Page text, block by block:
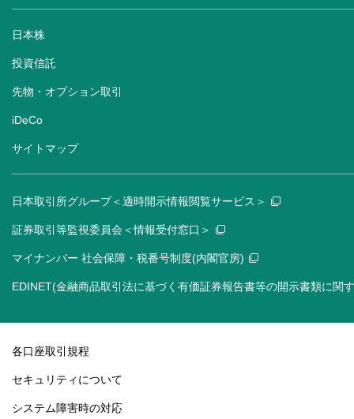
日本株
投資信託
先物・オプション取引
iDeCo
サイトマップ
日本取引所グループ＜適時開示情報閲覧サービス＞
証券取引等監視委員会＜情報受付窓口＞
マイナンバー 社会保障・税番号制度(内閣官房)
EDINET(金融商品取引法に基づく有価証券報告書等の開示書類に関
各口座取引規程
セキュリティについて
システム障害時の対応